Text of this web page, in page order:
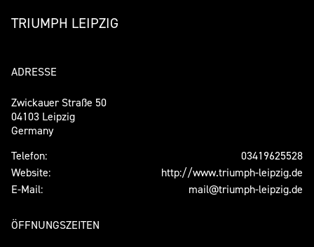
TRIUMPH LEIPZIG
ADRESSE
Zwickauer Straße 50
04103 Leipzig
Germany
Telefon:
03419625528
Website:
http://www.triumph-leipzig.de
E-Mail:
mail@triumph-leipzig.de
ÖFFNUNGSZEITEN